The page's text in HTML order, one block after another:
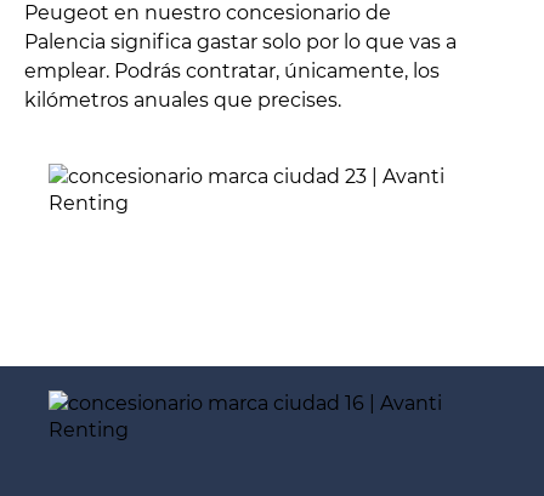
Peugeot en nuestro concesionario de
Palencia significa gastar solo por lo que vas a
emplear. Podrás contratar, únicamente, los
kilómetros anuales que precises.